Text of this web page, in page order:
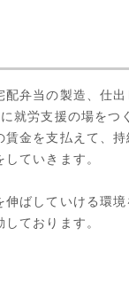
弁当の製造、仕
就労支援の場をつ
金を支払えて、
ていきます。
ばしていける環
ております。